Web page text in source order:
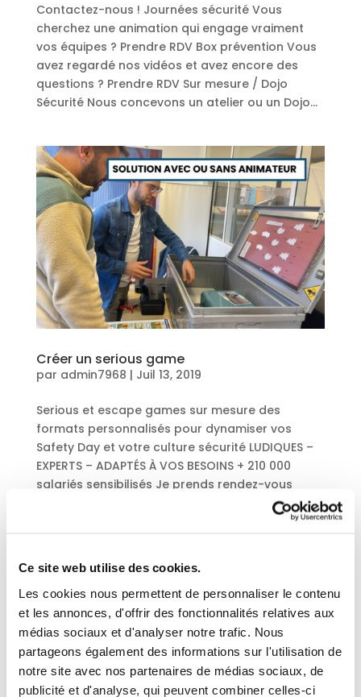
Ce site web utilise des cookies.
Les cookies nous permettent de personnaliser le contenu
et les annonces, d'offrir des fonctionnalités relatives aux
médias sociaux et d'analyser notre trafic. Nous
partageons également des informations sur l'utilisation de
notre site avec nos partenaires de médias sociaux, de
publicité et d'analyse, qui peuvent combiner celles-ci
Contactez-nous ! Journées sécurité Vous
cherchez une animation qui engage vraiment
vos équipes ? Prendre RDV Box prévention Vous
avez regardé nos vidéos et avez encore des
questions ? Prendre RDV Sur mesure / Dojo
Sécurité Nous concevons un atelier ou un Dojo...
Créer un serious game
par admin7968 | Juil 13, 2019
Serious et escape games sur mesure des
formats personnalisés pour dynamiser vos
Safety Day et votre culture sécurité LUDIQUES –
EXPERTS – ADAPTÉS À VOS BESOINS + 210 000
salariés sensibilisés Je prends rendez-vous
Ils nous font
confiance